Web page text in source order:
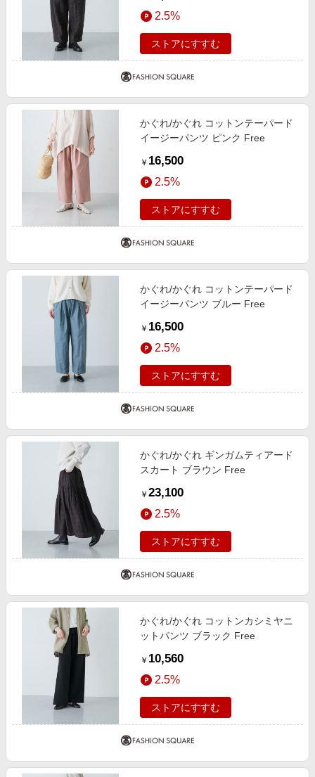
2.5%
ストアにすすむ
かぐれ/かぐれ コットンテーパード
イージーパンツ ピンク Free
￥ 16,500
2.5%
ストアにすすむ
かぐれ/かぐれ コットンテーパード
イージーパンツ ブルー Free
￥ 16,500
2.5%
ストアにすすむ
かぐれ/かぐれ ギンガムティアード
スカート ブラウン Free
￥ 23,100
2.5%
ストアにすすむ
かぐれ/かぐれ コットンカシミヤニ
ットパンツ ブラック Free
￥ 10,560
2.5%
ストアにすすむ